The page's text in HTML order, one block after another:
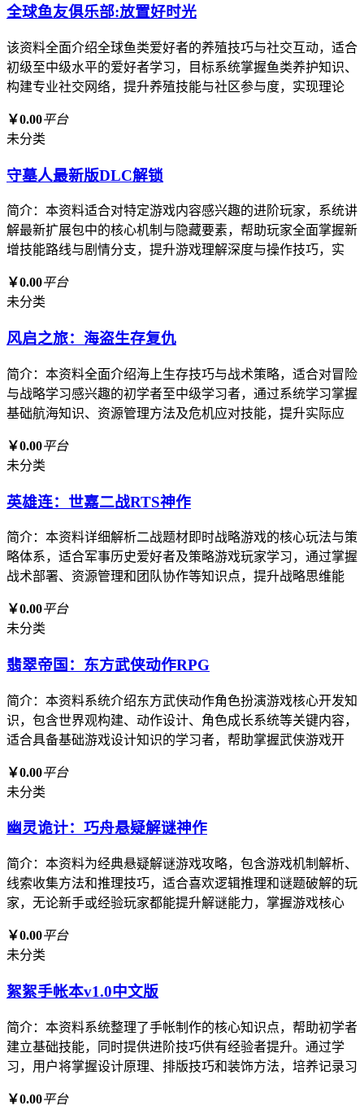
全球鱼友俱乐部:放置好时光
该资料全面介绍全球鱼类爱好者的养殖技巧与社交互动，适合
初级至中级水平的爱好者学习，目标系统掌握鱼类养护知识、
构建专业社交网络，提升养殖技能与社区参与度，实现理论
￥0.00平台
未分类
守墓人最新版DLC解锁
简介：本资料适合对特定游戏内容感兴趣的进阶玩家，系统讲
解最新扩展包中的核心机制与隐藏要素，帮助玩家全面掌握新
增技能路线与剧情分支，提升游戏理解深度与操作技巧，实
￥0.00平台
未分类
风启之旅：海盗生存复仇
简介：本资料全面介绍海上生存技巧与战术策略，适合对冒险
与战略学习感兴趣的初学者至中级学习者，通过系统学习掌握
基础航海知识、资源管理方法及危机应对技能，提升实际应
￥0.00平台
未分类
英雄连：世嘉二战RTS神作
简介：本资料详细解析二战题材即时战略游戏的核心玩法与策
略体系，适合军事历史爱好者及策略游戏玩家学习，通过掌握
战术部署、资源管理和团队协作等知识点，提升战略思维能
￥0.00平台
未分类
翡翠帝国：东方武侠动作RPG
简介：本资料系统介绍东方武侠动作角色扮演游戏核心开发知
识，包含世界观构建、动作设计、角色成长系统等关键内容，
适合具备基础游戏设计知识的学习者，帮助掌握武侠游戏开
￥0.00平台
未分类
幽灵诡计：巧舟悬疑解谜神作
简介：本资料为经典悬疑解谜游戏攻略，包含游戏机制解析、
线索收集方法和推理技巧，适合喜欢逻辑推理和谜题破解的玩
家，无论新手或经验玩家都能提升解谜能力，掌握游戏核心
￥0.00平台
未分类
絮絮手帐本v1.0中文版
简介：本资料系统整理了手帐制作的核心知识点，帮助初学者
建立基础技能，同时提供进阶技巧供有经验者提升。通过学
习，用户将掌握设计原理、排版技巧和装饰方法，培养记录习
￥0.00平台